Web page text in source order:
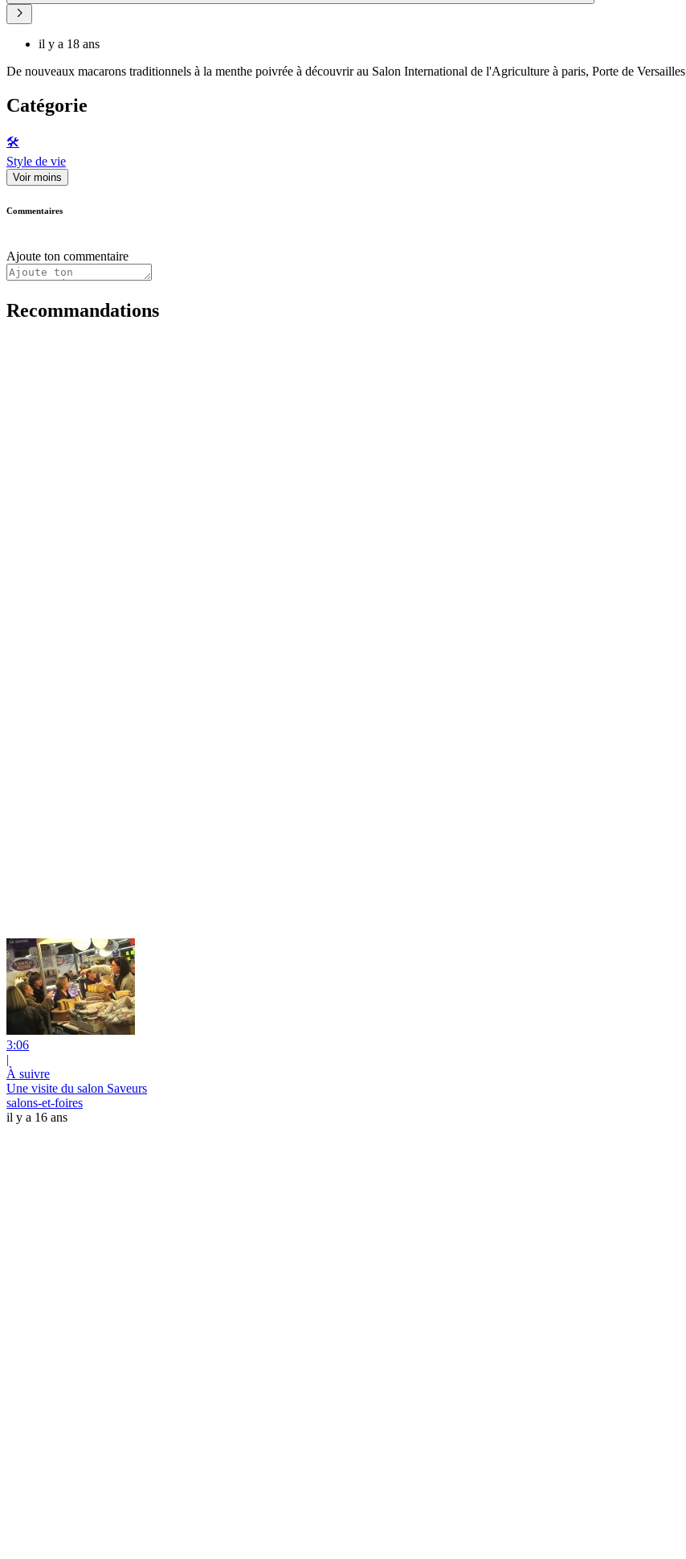
il y a 18 ans
De nouveaux macarons traditionnels à la menthe poivrée à découvrir au Salon International de l'Agriculture à paris, Porte de
Catégorie
🛠️
Style de vie
Voir moins
Commentaires
Ajoute ton commentaire
Recommandations
3:06
|
À suivre
Une visite du salon Saveurs
salons-et-foires
il y a 16 ans